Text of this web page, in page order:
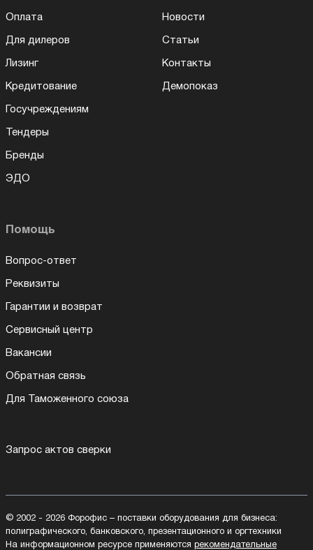
Оплата
Для дилеров
Лизинг
Кредитование
Госучреждениям
Тендеры
Бренды
ЭДО
Новости
Статьи
Контакты
Демопоказ
Помощь
Вопрос-ответ
Реквизиты
Гарантии и возврат
Сервисный центр
Вакансии
Обратная связь
Для Таможенного союза
Запрос актов сверки
© 2002 - 2026 Форофис – поставки оборудования для бизнеса:
полиграфического, банковского, презентационного и оргтехники
На информационном ресурсе применяются рекомендательные